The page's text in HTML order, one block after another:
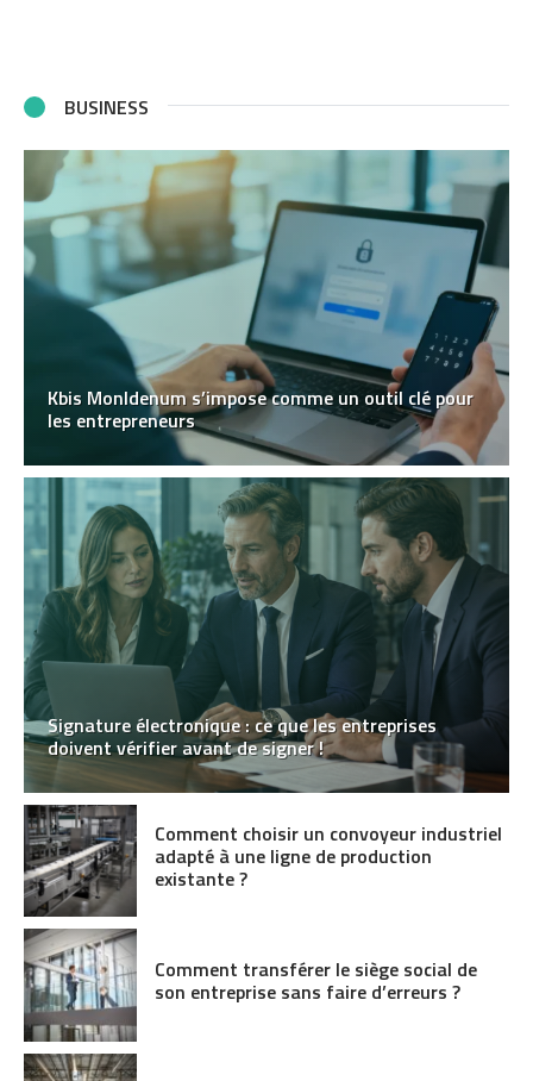
BUSINESS
Kbis MonIdenum s’impose comme un outil clé pour
les entrepreneurs
Signature électronique : ce que les entreprises
doivent vérifier avant de signer !
Comment choisir un convoyeur industriel
adapté à une ligne de production
existante ?
Comment transférer le siège social de
son entreprise sans faire d’erreurs ?